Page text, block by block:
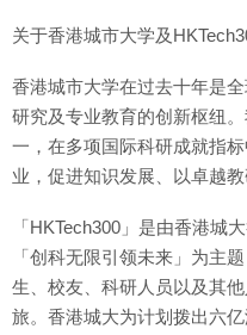
关于香港城市大学及
香港城市大学在过去十年是
研究及专业教育的创新枢纽
一，在多项国际科研成就指
业，促进知识发展、以卓越教
「HKTech300」是由香港城
「创科无限引领未来」为主
生、校友、科研人员以及其
旅。香港城大为计划拨出六